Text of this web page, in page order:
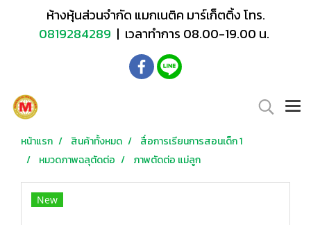
ห้างหุ้นส่วนจำกัด แมกเนติค มาร์เก็ตติ้ง โทร.
0819284289 | เวลาทำการ 08.00-19.00 น.
หน้าแรก สินค้าทั้งหมด
สื่อการเรียนการสอนเด็ก 1
หมวดภาพฉลุตัดต่อ
ภาพตัดต่อ แม่ลูก
New